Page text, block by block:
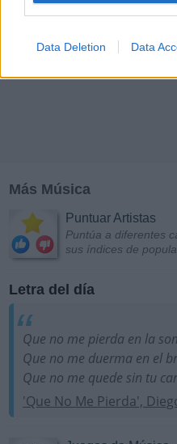
Data Deletion Data
Más Música
Puntuar Artistas
Puntúa a diferentes
sus índices de
Letra del día
Que no me pierda en la
Que no me duerma en el
Que no me quede sin tu
'Que No Me Pierda',